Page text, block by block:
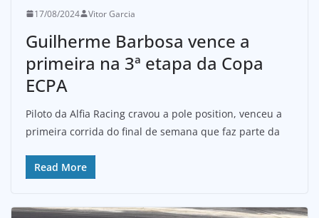
17/08/2024 Vitor Garcia
Guilherme Barbosa vence a
primeira na 3ª etapa da Copa
ECPA
Piloto da Alfia Racing cravou a pole position, venceu a
primeira corrida do final de semana que faz parte da
Read More